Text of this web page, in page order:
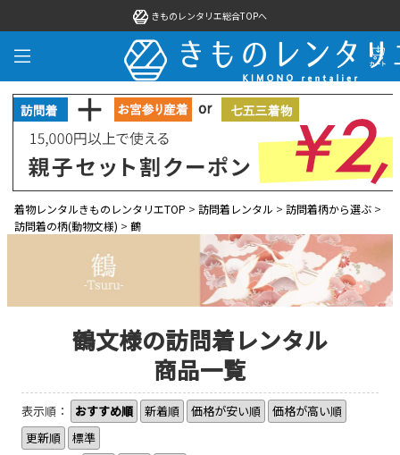
きものレンタリエ総合TOPへ
着物レンタルきものレンタリエTOP > 訪問着レンタル > 訪問着柄から選ぶ >
訪問着の柄(動物文様) > 鶴
鶴文様の訪問着レンタル
商品一覧
表示順： おすすめ順 新着順 価格が安い順
価格が高い順
更新順
標準